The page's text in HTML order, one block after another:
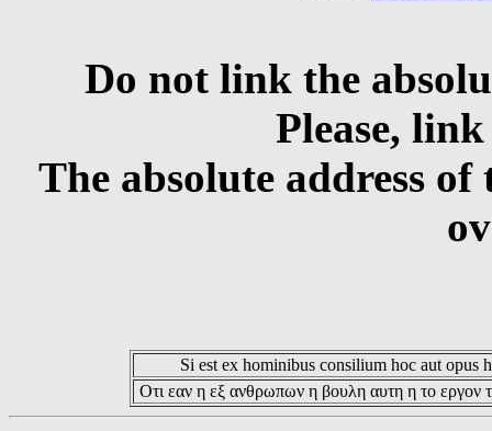
Do not link the
Please,
The absolute address
Si est ex hominibus consilium hoc aut opus
Οτι εαν η εξ ανθρωπων η βουλη αυτη η το εργον